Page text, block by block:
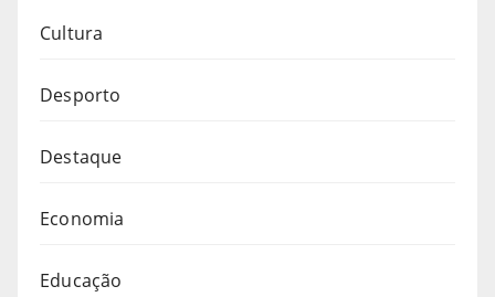
Cultura
Desporto
Destaque
Economia
Educação